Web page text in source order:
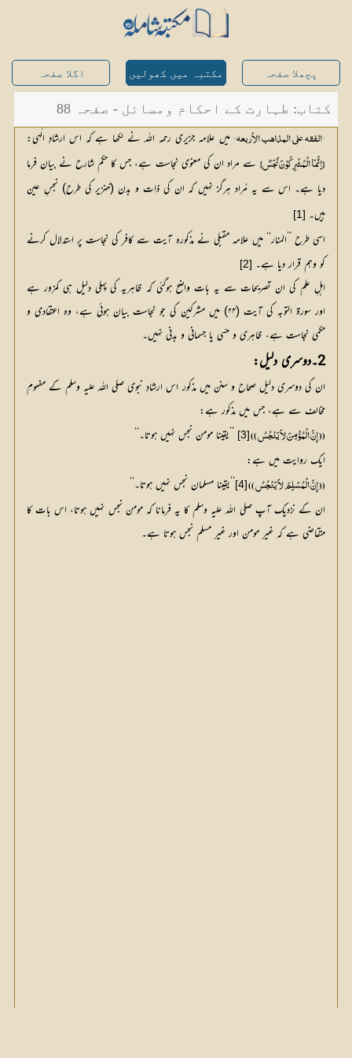
پچھلا صفحہ مکتبہ میں کھولیں اگلا صفحہ
کتاب: طہارت کے احکام ومسائل - صفحہ 88
’’الفقہ علی المذاہب الأربعہ‘‘ میں علامہ جزیری رحمہ اللہ نے لکھا ہے کہ اس ارشادِ الٰہی:
{اِنَّمَا الْمُشْرِکُوْنَ نَجَسٌ}
ہیں۔ [1]
اسی طرح ’’المنار‘‘ میں علامہ مقبلی نے مذکورہ آیت سے کافر کی نجاست پر استدلال کرنے
کو وہم قرار دیا ہے۔ [2]
اہلِ علم کی ان تصریحات سے یہ بات واضح ہوگئی کہ ظاہریہ کی پہلی دلیل ہی کمزور ہے
اور سورۃ التوبہ کی آیت (۲۴) میں مشرکین کی جو نجاست بیان ہوئی ہے، وہ اعتقادی و
حکمی نجاست ہے، ظاہری و حسّی یا جسمانی و بدنی نہیں۔
2۔دوسری دلیل:
ان کی دوسری دلیل صحاح و سنن میں مذکور اس ارشادِ نبوی صلی اللہ علیہ وسلم کے مفہومِ
مخالف سے ہے، جس میں مذکور ہے:
(( إِنَّ الْمُؤْمِنَ لاَ یَنْجُسُ ))[3]
’’یقینا مومن نجس نہیں ہوتا۔‘‘
ایک روایت میں ہے:
(( إِنَّ الْمُسْلِمَ لاَ یَنْجُسُ ))[4]
’’یقینا مسلمان نجس نہیں ہوتا۔‘‘
ان کے نزدیک آپ صلی اللہ علیہ وسلم کا یہ فرمانا کہ مومن نجس نہیں ہوتا، اس بات کا
متقاضی ہے کہ غیر مومن اور غیر مسلم نجس ہوتا ہے۔